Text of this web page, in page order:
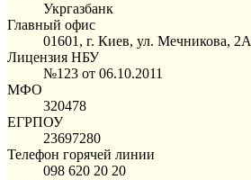
Укргазбанк
Главный офис
01601, г. Киев, ул. Мечникова, 2А
Лицензия НБУ
№123 от 06.10.2011
МФО
320478
ЕГРПОУ
23697280
Телефон горячей линии
098 620 20 20